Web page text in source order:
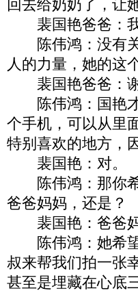
回去给奶奶了，让
裴国艳爸爸：我
陈伟鸿：没有关
人的力量，她的这
裴国艳爸爸：谢
陈伟鸿：国艳才
个手机，可以从里
特别喜欢的地方，
裴国艳：对。
陈伟鸿：那你希
爸爸妈妈，还是？
裴国艳：爸爸妈
陈伟鸿：她希望
叔来帮我们拍一张
甚至是埋藏在心底